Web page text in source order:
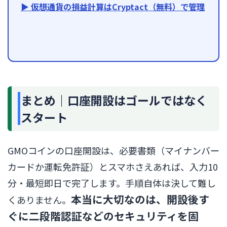
▶ 仮想通貨の損益計算はCryptact（無料）で管理
まとめ｜口座開設はゴールではなく
スタート
GMOコインの口座開設は、必要書類（マイナンバー
カードか運転免許証）とスマホさえあれば、入力10
分・最短即日で完了します。手順自体は決して難し
くありません。 本当に大切なのは、開設後す
ぐに二段階認証などのセキュリティを固